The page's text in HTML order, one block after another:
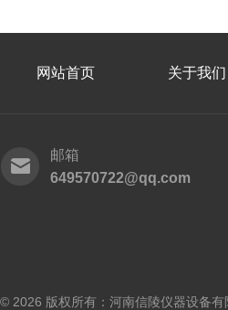
网站首页 关于我们
邮箱
649570722@qq.com
© 2026 版权所有：河南信陵仪器设备